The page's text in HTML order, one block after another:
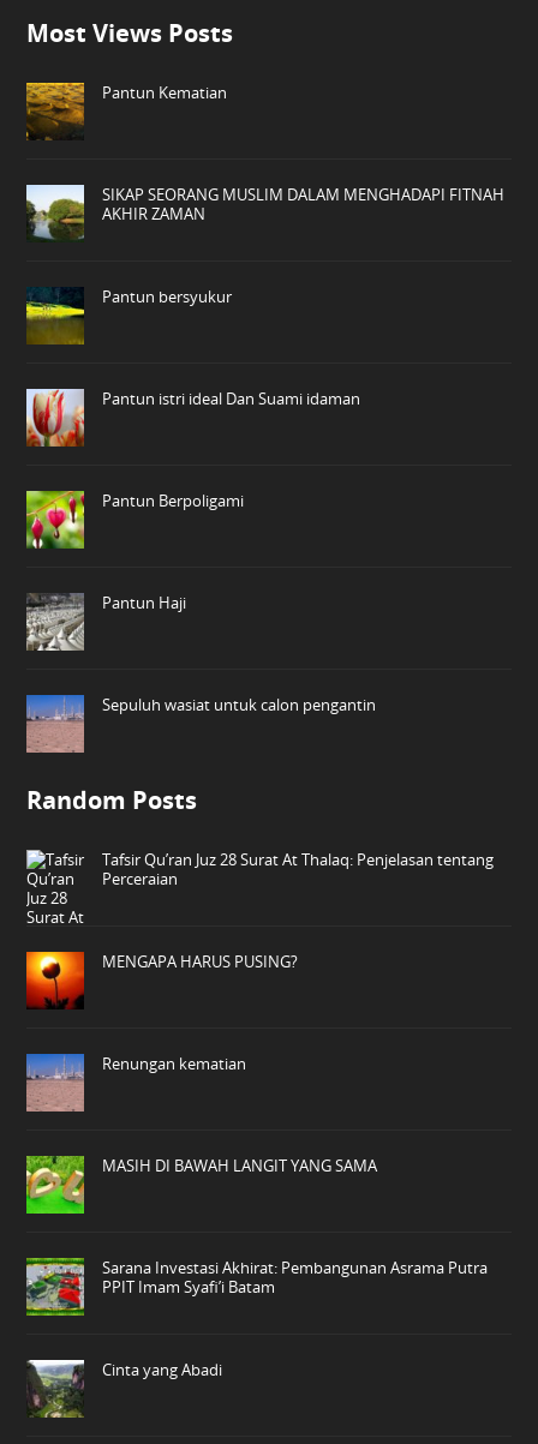
Most Views Posts
Pantun Kematian
SIKAP SEORANG MUSLIM DALAM MENGHADAPI FITNAH
AKHIR ZAMAN
Pantun bersyukur
Pantun istri ideal Dan Suami idaman
Pantun Berpoligami
Pantun Haji
Sepuluh wasiat untuk calon pengantin
Random Posts
Tafsir Qu’ran Juz 28 Surat At Thalaq: Penjelasan tentang
Perceraian
MENGAPA HARUS PUSING?
Renungan kematian
MASIH DI BAWAH LANGIT YANG SAMA
Sarana Investasi Akhirat: Pembangunan Asrama Putra
PPIT Imam Syafi’i Batam
Cinta yang Abadi